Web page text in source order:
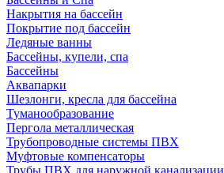
Накрытия на бассейн
Покрытие под бассейн
Ледяные ванны
Бассейны, купели, спа
Бассейны
Аквапарки
Шезлонги, кресла для бассейна
Туманообразование
Пергола металлическая
Трубопроводные системы ПВХ
Муфтовые компенсаторы
Трубы ПВХ для наружной канализации